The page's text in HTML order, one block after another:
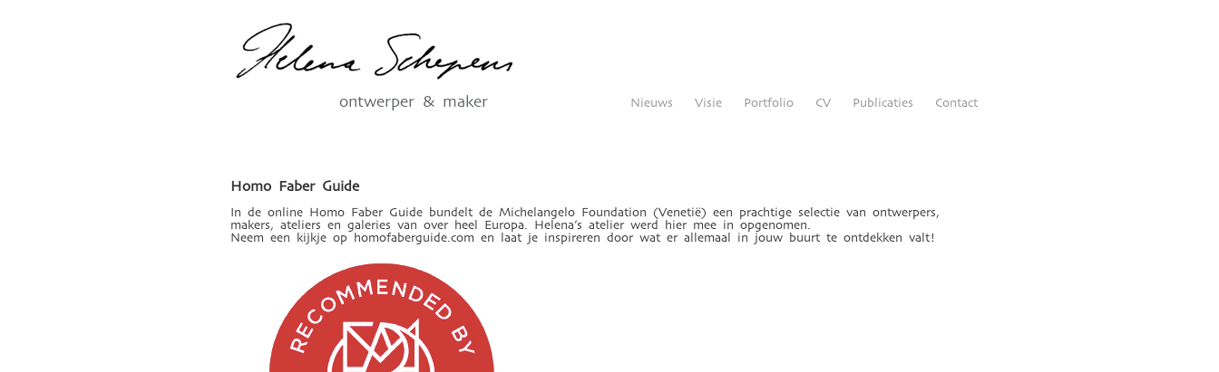
ontwerper & maker Nieuws Visie Portfolio CV Publicaties Contact
Homo Faber Guide
In de online Homo Faber Guide bundelt de Michelangelo Foundation (Venetië) een prachtige selectie van ontwerpers,
makers, ateliers en galeries van over heel Europa. Helena’s atelier werd hier mee in opgenomen.
Neem een kijkje op homofaberguide.com en laat je inspireren door wat er allemaal in jouw buurt te ontdekken valt!